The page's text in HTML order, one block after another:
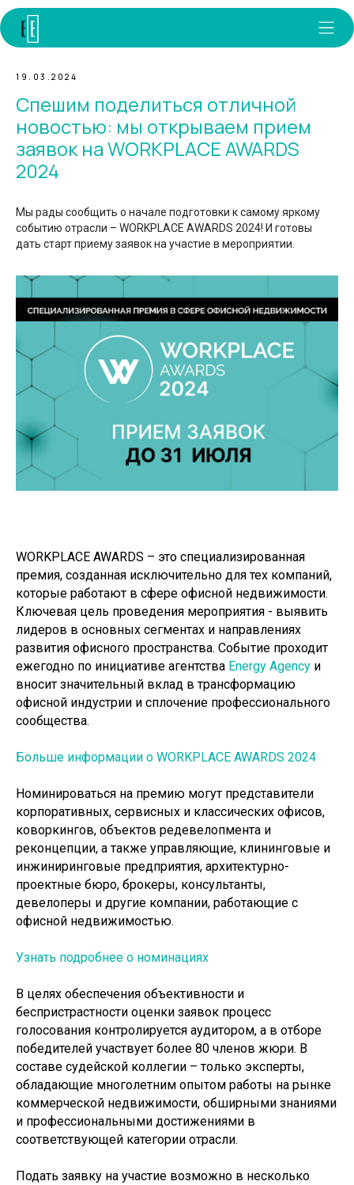
19.03.2024
Спешим поделиться отличной
новостью: мы открываем прием
заявок на WORKPLACE AWARDS
2024
Мы рады сообщить о начале подготовки к самому яркому
событию отрасли – WORKPLACE AWARDS 2024! И готовы
дать старт приему заявок на участие в мероприятии.
WORKPLACE AWARDS – это специализированная
премия, созданная исключительно для тех компаний,
которые работают в сфере офисной недвижимости.
Ключевая цель проведения мероприятия - выявить
лидеров в основных сегментах и направлениях
развития офисного пространства. Событие проходит
ежегодно по инициативе агентства Energy Agency и
вносит значительный вклад в трансформацию
офисной индустрии и сплочение профессионального
сообщества.
Больше информации о WORKPLACE AWARDS 2024
Номинироваться на премию могут представители
корпоративных, сервисных и классических офисов,
коворкингов, объектов редевелопмента и
реконцепции, а также управляющие, клининговые и
инжиниринговые предприятия, архитектурно-
проектные бюро, брокеры, консультанты,
девелоперы и другие компании, работающие с
офисной недвижимостью.
Узнать подробнее о номинациях
В целях обеспечения объективности и
беспристрастности оценки заявок процесс
голосования контролируется аудитором, а в отборе
победителей участвует более 80 членов жюри. В
составе судейской коллегии – только эксперты,
обладающие многолетним опытом работы на рынке
коммерческой недвижимости, обширными знаниями
и профессиональными достижениями в
соответствующей категории отрасли.
Подать заявку на участие возможно в несколько